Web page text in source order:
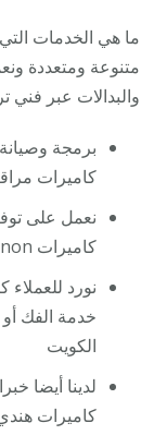
ما هي الخدمات
متنوعة ومتعددة
والبدالات عبر فني
برمجة
كاميرات
كاميرات canon أو الكاميرات المدمجة والرقمية
نورد للعملاء
خدمة الفك
الكويت
لدينا أيضا
كاميرات